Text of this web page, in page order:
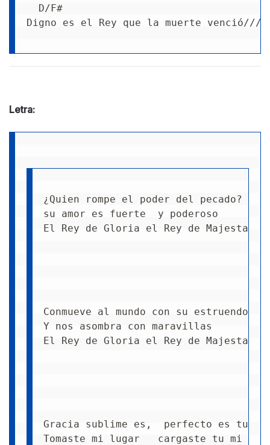
D/F#
Digno es el Rey que la muerte venció///
Letra:
¿Quien rompe el poder del pecado?
su amor es fuerte  y poderoso
El Rey de Gloria el Rey de Majestad
Conmueve al mundo con su estruendo
Y nos asombra con maravillas
El Rey de Gloria el Rey de Majestad
Gracia sublime es,  perfecto es tu
Tomaste mi lugar   cargaste tu mi